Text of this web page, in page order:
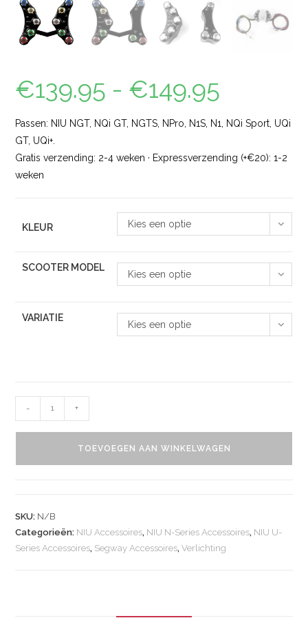
€139.95 - €149.95
Passen: NIU NGT, NQi GT, NGTS, NPro, N1S, N1, NQi Sport, UQi
GT, UQi+.
Gratis verzending: 2-4 weken · Expressverzending (+€20): 1-2
weken
KLEUR Kies een optie
SCOOTER MODEL
Kies een optie
VARIATIE
Kies een optie
- +
TOEVOEGEN AAN WINKELWAGEN
SKU: N/B
Categorieën: NIU Accessoires, NIU N-Series Accessoires, NIU U-
Series Accessoires, Segway Accessoires,Verlichting